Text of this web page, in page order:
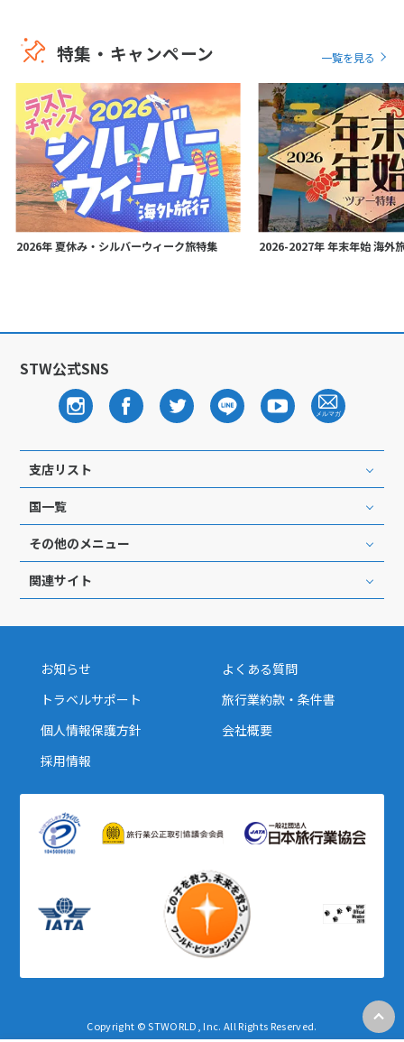
特集・キャンペーン 一覧を見る
2026年 夏休み・シルバーウィーク旅特集 2026-2027年 年末年始 海外
STW公式SNS
支店リスト
国一覧
その他のメニュー
関連サイト
お知らせ
よくある質問
トラベルサポート
旅行業約款・条件書
個人情報保護方針
会社概要
採用情報
Copyright © STWORLD, Inc. All Rights Reserved.